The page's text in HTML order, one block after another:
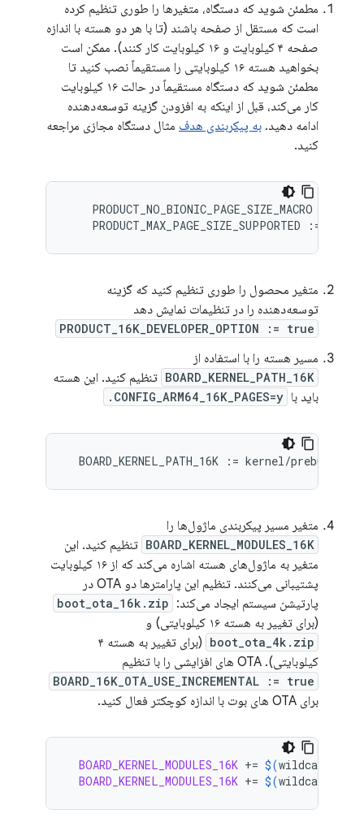
مطمئن شوید که دستگاه، متغیرها را طوری تنظیم کرده
است که مستقل از صفحه باشند (تا با هر دو هسته با اندازه
صفحه ۴ کیلوبایت و ۱۶ کیلوبایت کار کنند). ممکن است
بخواهید هسته ۱۶ کیلوبایتی را مستقیماً نصب کنید تا
مطمئن شوید که دستگاه مستقیماً در حالت ۱۶ کیلوبایت
کار می‌کند، قبل از اینکه به افزودن گزینه توسعه‌دهنده
ادامه دهید. به پیکربندی هدف مثال دستگاه مجازی مراجعه
کنید.
PRODUCT_NO_BIONIC_PAGE_SIZE_MACRO
PRODUCT_MAX_PAGE_SIZE_SUPPORTED
: =
متغیر محصول را طوری تنظیم کنید که گزینه
توسعه‌دهنده را در تنظیمات نمایش دهد
PRODUCT_16K_DEVELOPER_OPTION := true
مسیر هسته را با استفاده از
BOARD_KERNEL_PATH_16K تنظیم کنید. این هسته
باید با CONFIG_ARM64_16K_PAGES=y.
BOARD_KERNEL_PATH_16K : = kernel/prebuilts/
متغیر مسیر پیکربندی ماژول‌ها را
BOARD_KERNEL_MODULES_16K تنظیم کنید. این
متغیر به ماژول‌های هسته اشاره می‌کند که از ۱۶ کیلوبایت
پشتیبانی می‌کنند. تنظیم این پارامترها دو OTA در
پارتیشن سیستم ایجاد می‌کند: boot_ota_16k.zip
(برای تغییر به هسته ۱۶ کیلوبایتی) و
boot_ota_4k.zip
(برای تغییر به هسته ۴
کیلوبایتی). OTA های افزایشی را با تنظیم
BOARD_16K_OTA_USE_INCREMENTAL := true
برای OTA های بوت با اندازه کوچکتر فعال کنید.
BOARD_KERNEL_MODULES_16K += $(wildcard
BOARD_KERNEL_MODULES_16K += $(wildcard